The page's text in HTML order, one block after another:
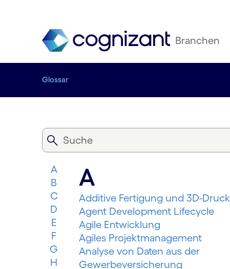
Branchen
Glossar
A
B
C
D
E
F
G
H
A
Additive Fertigung und 3D-Druck
Agent Development Lifecycle
Agile Entwicklung
Agiles Projektmanagement
Analyse von Daten aus der
Gewerbeversicherung